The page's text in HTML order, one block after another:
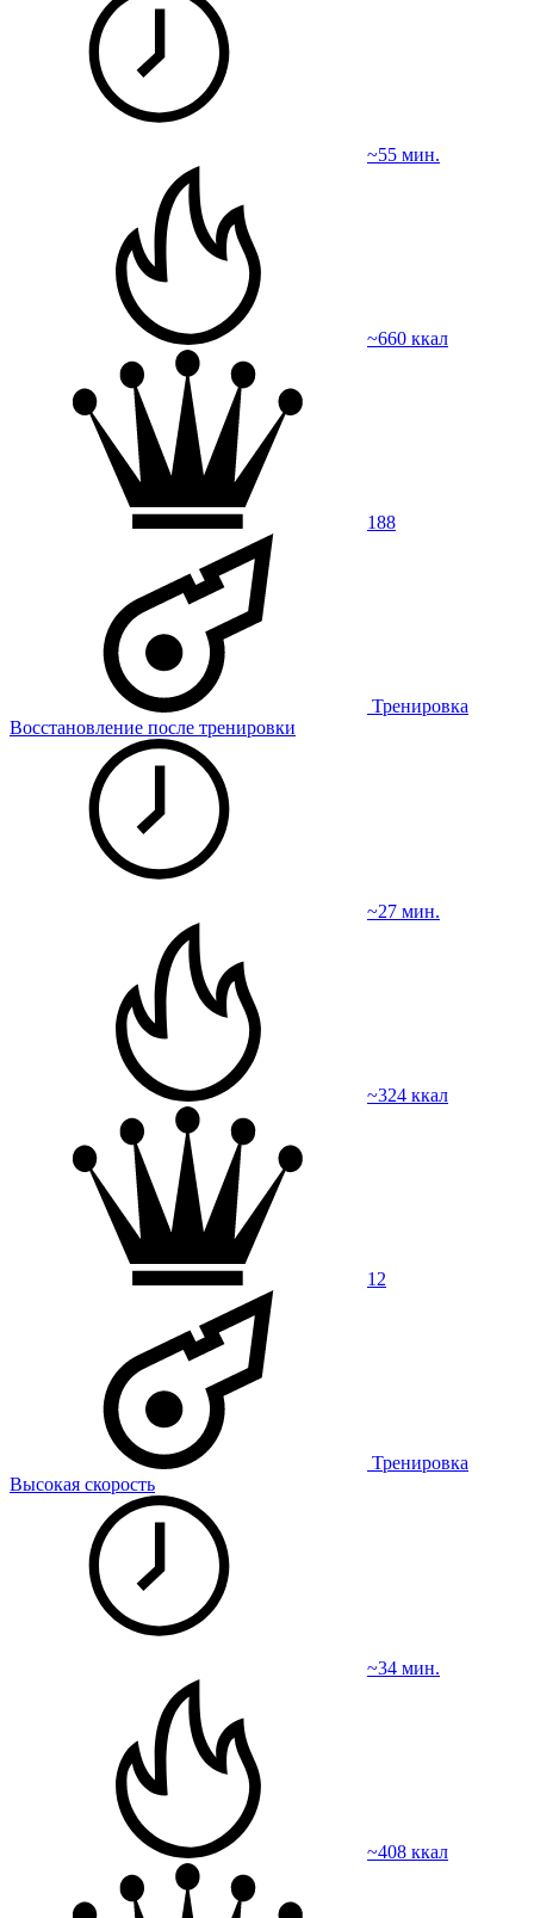
~55 мин.
~660 ккал
188
Тренировка
Восстановление после тренировки
~27 мин.
~324 ккал
12
Тренировка
Высокая скорость
~34 мин.
~408 ккал